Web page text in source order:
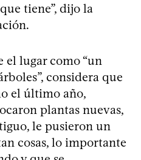
tiene”, dijo la
el lugar como “un
considera que
el último año,
plantas nuevas,
le pusieron un
cosas, lo importante